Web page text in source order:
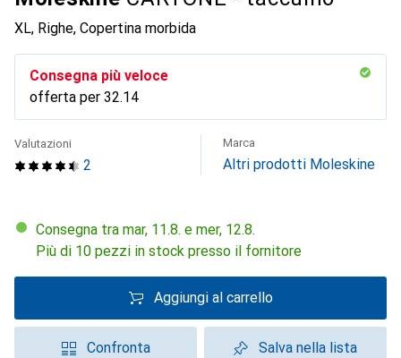
XL, Righe, Copertina morbida
Consegna più veloce
offerta per CHF
32.14
2
Valutazioni Marca
Altri prodotti Moleskine
Consegna tra mar, 11.8. e mer, 12.8.
Più di 10 pezzi in stock presso il fornitore
Aggiungi al carrello
Confronta Salva nella lista